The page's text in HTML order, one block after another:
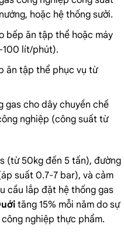
hoặc hệ thống sưởi.
bếp ăn tập thể hoặc máy
100 lít/phút).
ăn tập thể phục vụ từ
gas cho dây chuyền chế
nghiệp (công suất từ
(từ 50kg đến 5 tấn), đường
suất 0.7-7 bar), và cảm
cầu lắp đặt hệ thống gas
tăng 15% mỗi năm do sự
nghiệp thực phẩm.